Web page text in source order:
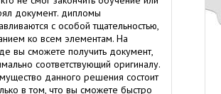
документ. дипломы
с особой тщательностью,
ко всем элементам. На
вы сможете получить документ,
соответствующий оригиналу.
данного решения состоит
в том, что вы сможете быстро